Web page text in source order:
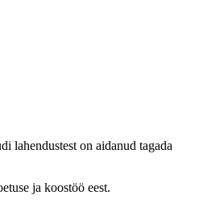
lahendustest on aidanud tagada
ja koostöö eest.